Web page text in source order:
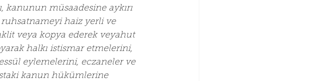
kanunun müsaadesine aykırı
ruhsatnameyi haiz yerli ve
veya kopya ederek veyahut
halkı istismar etmelerini,
eylemelerini, eczaneler ve
kanun hükümlerine